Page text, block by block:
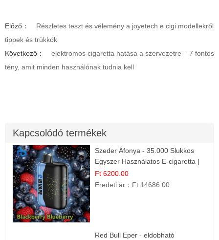
Előző：
Részletes teszt és vélemény a joyetech e cigi modellekről
tippek és trükkök
Következő：
elektromos cigaretta hatása a szervezetre – 7 fontos
tény, amit minden használónak tudnia kell
Kapcsolódó termékek
Szeder Áfonya - 35.000 Slukkos
Egyszer Használatos E-cigaretta |
Prémium Ízélmény
Ft 6200.00
Eredeti ár： Ft 14686.00
Red Bull Eper - eldobható